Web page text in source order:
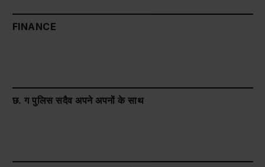
FINANCE
छ. ग पुलिस सदैव अपने अपनों के साथ